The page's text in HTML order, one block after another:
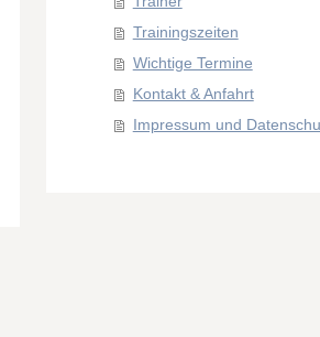
Trainingszeiten
Wichtige Termine
Kontakt & Anfahrt
Impressum und